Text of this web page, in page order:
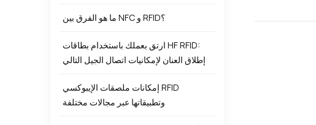
ما هو الفرق بين NFC و RFID؟
ارتق بعملك باستخدام بطاقات HF RFID:
إطلاق العنان لإمكانيات اتصال الجيل التالي
إمكانات ملصقات الإيبوكسي RFID
وتطبيقاتها عبر مجالات مختلفة